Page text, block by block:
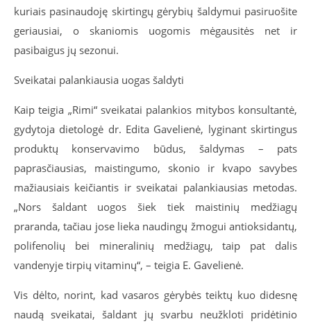
kuriais pasinaudoję skirtingų gėrybių šaldymui pasiruošite
geriausiai, o skaniomis uogomis mėgausitės net ir
pasibaigus jų sezonui.
Sveikatai palankiausia uogas šaldyti
Kaip teigia „Rimi“ sveikatai palankios mitybos konsultantė,
gydytoja dietologė dr. Edita Gavelienė, lyginant skirtingus
produktų konservavimo būdus, šaldymas – pats
paprasčiausias, maistingumo, skonio ir kvapo savybes
mažiausiais keičiantis ir sveikatai palankiausias metodas.
„Nors šaldant uogos šiek tiek maistinių medžiagų
praranda, tačiau jose lieka naudingų žmogui antioksidantų,
polifenolių bei mineralinių medžiagų, taip pat dalis
vandenyje tirpių vitaminų“, – teigia E. Gavelienė.
Vis dėlto, norint, kad vasaros gėrybės teiktų kuo didesnę
naudą sveikatai, šaldant jų svarbu neužkloti pridėtinio